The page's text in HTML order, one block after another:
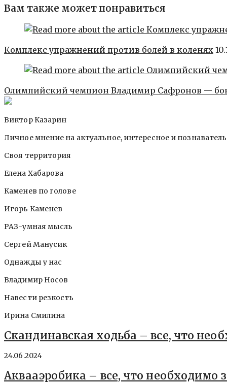
Вам также может понравиться
Комплекс упражнений против болей в коленях
Олимпийский чемпион Владимир Сафронов —
Виктор Казарин
Личное мнение на актуальное, интересное и
Своя территория
Елена Хабарова
Каменев по голове
Игорь Каменев
РАЗ-умная мысль
Сергей Манусик
Однажды у нас
Владимир Носов
Навести резкость
Ирина Смилина
Скандинавская ходьба – все, что
24.06.2024
Аквааэробика – все, что необходимо